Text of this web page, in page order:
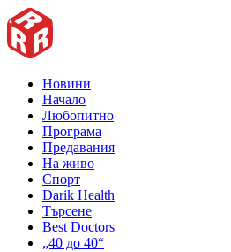
Новини
Начало
Любопитно
Програма
Предавания
На живо
Спорт
Darik Health
Търсене
Best Doctors
„40 до 40“